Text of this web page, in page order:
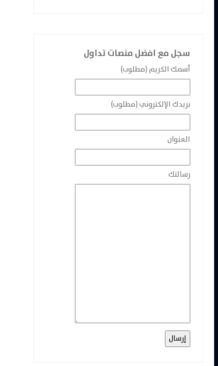
سجل مع افضل منصات تداول
أسمك الكريم (مطلوب)
بريدك الإلكتروني (مطلوب)
العنوان
رسالتك